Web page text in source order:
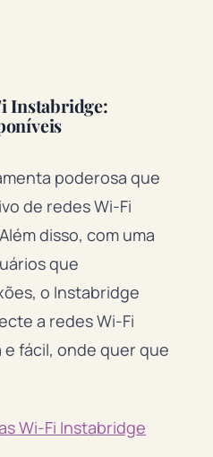
Instabridge:
poderosa que
de redes Wi-Fi
disso, com uma
que
o Instabridge
a redes Wi-Fi
fácil, onde quer que
Wi-Fi Instabridge